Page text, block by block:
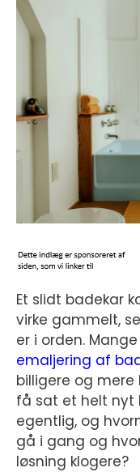
Et slidt badekar
virke gammelt,
er i orden.
emaljering af
billigere og
få sat et helt nyt
egentlig, og
gå i gang og
løsning klogere?